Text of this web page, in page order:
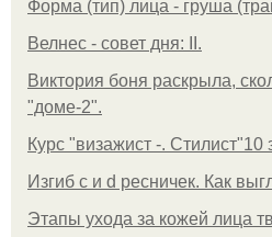
Форма (тип) лица - груша
Велнес - совет дня: II.
Виктория боня раскрыла,
"доме-2".
Курс "визажист -. Стилист"10
Изгиб c и d ресничек. Как
Этапы ухода за кожей лица